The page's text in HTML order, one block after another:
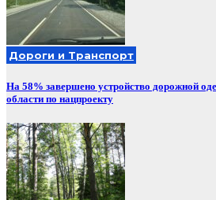
Дороги и Транспорт
На 58% завершено устройство дорожной
области по нацпроекту